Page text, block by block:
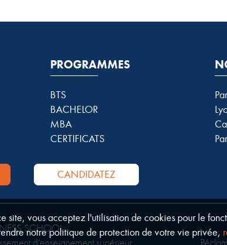
PROGRAMMES
BTS
BACHELOR
MBA
CERTIFICATS
CANDIDATEZ
SCHOOL.
site, vous acceptez l'utilisation de cookies pour le
notre politique de protection de votre vie privée,